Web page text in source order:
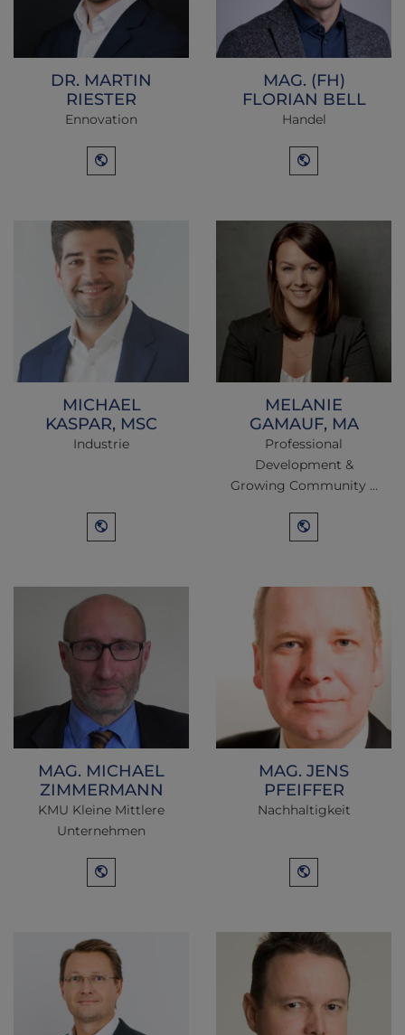
DR. MARTIN
RIESTER
Ennovation
MAG. (FH)
FLORIAN BELL
Handel
MICHAEL
KASPAR, MSC
Industrie
MELANIE
GAMAUF, MA
Professional
Development &
Growing Community …
MAG. MICHAEL
ZIMMERMANN
KMU Kleine Mittlere
Unternehmen
MAG. JENS
PFEIFFER
Nachhaltigkeit